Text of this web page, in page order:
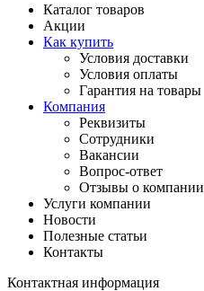
Каталог товаров
Акции
Как купить
Условия доставки
Условия оплаты
Гарантия на товары
Компания
Реквизиты
Сотрудники
Вакансии
Вопрос-ответ
Отзывы о компании
Услуги компании
Новости
Полезные статьи
Контакты
Контактная информация